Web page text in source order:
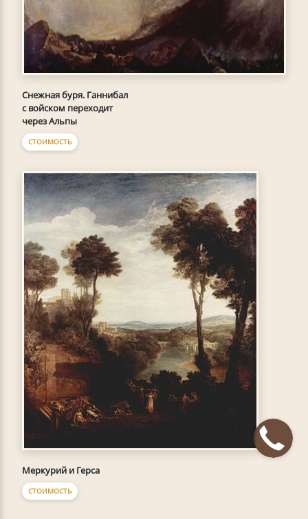
Снежная буря. Ганнибал
с войском переходит
через Альпы
СТОИМОСТЬ
Меркурий и Герса
СТОИМОСТЬ